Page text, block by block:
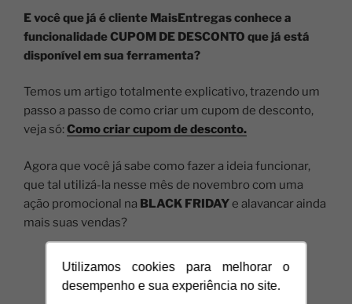
Utilizamos cookies para melhorar o
desempenho e sua experiência no site.
E você que já é cliente MaisEntregas conhece a
funcionalidade CUPOM DE DESCONTO que já está
disponível em sua ferramenta?
Temos um artigo totalmente explicativo, trazendo um
passo a passo de como criar um cupom de desconto,
veja só:Como criar cupom de desconto.
Agora que você já sabe como fazer a ideia funcionar,
que tal utilizá-la nesse mês de novembro com uma
ação promocional na BLACK FRIDAY e alavancar ainda
mais suas vendas?